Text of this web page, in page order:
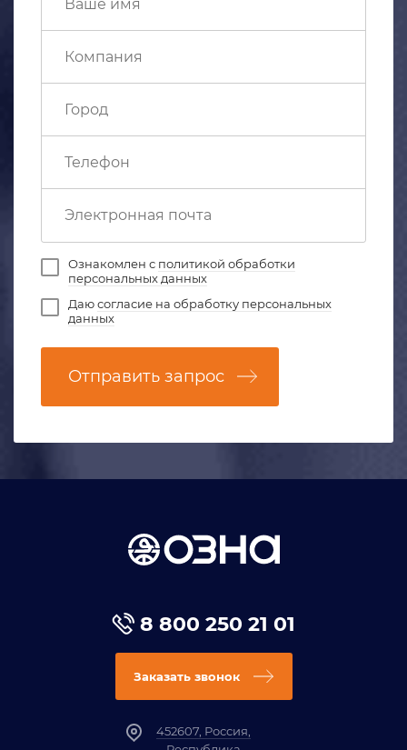
Ознакомлен с политикой обработки
персональных данных
Даюсогласие на обработку персональных
данных
Отправить запрос
8 800 250 21 01
Заказать звонок
452607, Россия,